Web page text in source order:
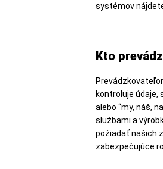
systémov
Kto
kontroluje údaje,
alebo “my, náš,
službami a
požiadať našich
zabezpečujúce